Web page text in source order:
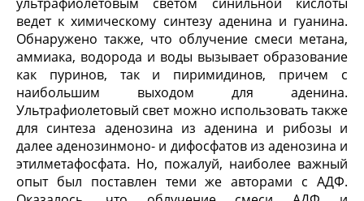
ультрафиолетовым светом синильной кислоты
ведет к химическому синтезу аденина и гуанина.
Обнаружено также, что облучение смеси метана,
аммиака, водорода и воды вызывает образование
как пуринов, так и пиримидинов, причем с
наибольшим выходом для аденина.
Ультрафиолетовый свет можно использовать также
для синтеза аденозина из аденина и рибозы и
далее аденозинмоно- и дифосфатов из аденозина и
этилметафосфата. Но, пожалуй, наиболее важный
опыт был поставлен теми же авторами с АДФ.